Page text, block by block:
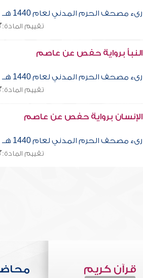
مصحف الحرم المدني لعام 1440 هــ
تقييم المادة:
برواية حفص عن عاصم
مصحف الحرم المدني لعام 1440 هــ
تقييم المادة:
برواية حفص عن عاصم
مصحف الحرم المدني لعام 1440 هــ
تقييم المادة:
قرآن كريم